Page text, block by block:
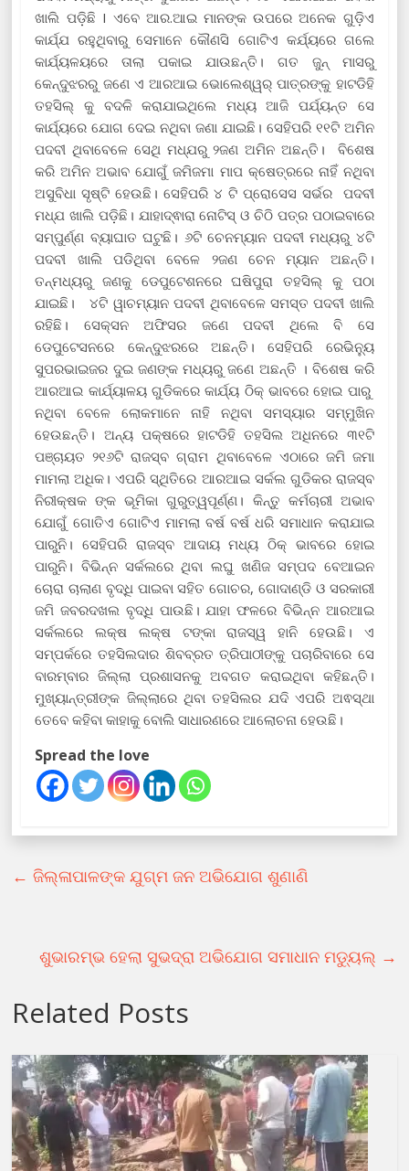
ଖାଲି ପଡ଼ିଛି I ଏବେ ଆର.ଆଇ ମାନଙ୍କ ଉପରେ ଅନେକ ଗୁଡ଼ିଏ
କାର୍ଯ୍ଯ ରହୁଥିବାରୁ ସେମାନେ କୌଣସି ଗୋଟିଏ କର୍ଯ୍ୟରେ ଗଲେ
କାର୍ଯ୍ୟଳୟରେ ତାଲା ପକାଇ ଯାଉଛନ୍ତି। ଗତ ଜୁନ୍ ମାସରୁ
କେନ୍ଦୁଝରରୁ ଜଣେ ଏ ଆରଆଇ ଭୋଲେଶ୍ୱର୍ ପାତ୍ରଙ୍କୁ ହାଟଡିହି
ତହସିଲ୍ କୁ ବଦଳି କରାଯାଇଥିଲେ ମଧ୍ୟ ଆଜି ପର୍ଯ୍ୟନ୍ତ ସେ
କାର୍ଯ୍ୟରେ ଯୋଗ ଦେଇ ନଥିବା ଜଣା ଯାଇଛି। ସେହିପରି ୧୧ଟି ଅମିନ
ପଦବୀ ଥିବାବେଳେ ସେଥି ମଧ୍ଯରୁ ୨ଜଣ ଅମିନ ଅଛନ୍ତି। ବିଶେଷ
କରି ଅମିନ ଅଭାବ ଯୋଗୁଁ ଜମିଜମା ମାପ କ୍ଷେତ୍ରରେ ନାହିଁ ନଥିବା
ଅସୁବିଧା ସୃଷ୍ଟି ହେଉଛି। ସେହିପରି ୪ ଟି ପ୍ରୋସେସ ସର୍ଭର ପଦବୀ
ମଧ୍ଯ ଖାଲି ପଡ଼ିଛି। ଯାହାଦ୍ଵାରା ନୋଟିସ୍ ଓ ଚିଠି ପତ୍ର ପଠାଇବାରେ
ସମ୍ପୁର୍ଣ୍ଣ ବ୍ୟାଘାତ ଘଟୁଛି। ୬ଟି ଚେନମ୍ୟାନ ପଦବୀ ମଧ୍ୟରୁ ୪ଟି
ପଦବୀ ଖାଲି ପଡିଥିବା ବେଳେ ୨ଜଣ ଚେନ ମ୍ୟାନ ଅଛନ୍ତି।
ତନ୍ମଧ୍ୟରୁ ଜଣକୁ ଡେପୁଟେଶନରେ ଘଷିପୁରା ତହସିଲ୍ କୁ ପଠା
ଯାଇଛି। ୪ଟି ୱାଚମ୍ୟାନ ପଦବୀ ଥିବାବେଳେ ସମସ୍ତ ପଦବୀ ଖାଲି
ରହିଛି। ସେକ୍ସନ ଅଫିସର ଜଣେ ପଦବୀ ଥିଲେ ବି ସେ
ଡେପୁଟେସନରେ କେନ୍ଦୁଝରରେ ଅଛନ୍ତି। ସେହିପରି ରେଭିନ୍ୟୁ
ସୁପରଭାଇଜର ଦୁଇ ଜଣଙ୍କ ମଧ୍ୟରୁ ଜଣେ ଅଛନ୍ତି । ବିଶେଷ କରି
ଆରଆଇ କାର୍ଯ୍ୟାଳୟ ଗୁଡିକରେ କାର୍ଯ୍ୟ ଠିକ୍ ଭାବରେ ହୋଇ ପାରୁ
ନଥିବା ବେଳେ ଲୋକମାନେ ନାହି ନଥିବା ସମସ୍ୟାର ସମ୍ମୁଖିନ
ହେଉଛନ୍ତି। ଅନ୍ୟ ପକ୍ଷରେ ହାଟଡିହି ତହସିଲ ଅଧିନରେ ୩୧ଟି
ପଞ୍ଚାୟତ ୨୧୬ଟି ରାଜସ୍ବ ଗ୍ରାମ ଥିବାବେଳେ ଏଠାରେ ଜମି ଜମା
ମାମଲା ଅଧିକ। ଏପରି ସ୍ଥିତିରେ ଆରଆଇ ସର୍କଲ ଗୁଡିକର ରାଜସ୍ବ
ନିରୀକ୍ଷକ ଙ୍କ ଭୂମିକା ଗୁରୁତ୍ୱପୂର୍ଣ୍ଣ। କିନ୍ତୁ କର୍ମଚାରୀ ଅଭାବ
ଯୋଗୁଁ ଗୋତିଏ ଗୋଟିଏ ମାମଲା ବର୍ଷ ବର୍ଷ ଧରି ସମାଧାନ କରାଯାଇ
ପାରୁନି। ସେହିପରି ରାଜସ୍ବ ଆଦାୟ ମଧ୍ୟ ଠିକ୍ ଭାବରେ ହୋଇ
ପାରୁନି। ବିଭିନ୍ନ ସର୍କଲରେ ଥିବା ଲଘୁ ଖଣିଜ ସମ୍ପଦ ବେଆଇନ
ଚୋରା ଚାଲାଣ ବୃଦ୍ଧି ପାଇବା ସହିତ ଗୋଚର, ଗୋଦାଣ୍ଡି ଓ ସରକାରୀ
ଜମି ଜବରଦଖଲ ବୃଦ୍ଧି ପାଉଛି। ଯାହା ଫଳରେ ବିଭିନ୍ନ ଆରଆଇ
ସର୍କଲରେ ଲକ୍ଷ ଲକ୍ଷ ଟଙ୍କା ରାଜସ୍ୱ ହାନି ହେଉଛି। ଏ
ସମ୍ପର୍କରେ ତହସିଲଦାର ଶିବବ୍ରତ ତ୍ରିପାଠୀଙ୍କୁ ପଚାରିବାରେ ସେ
ବାରମ୍ବାର ଜିଲ୍ଲା ପ୍ରଶାସନକୁ ଅବଗତ କରାଇଥିବା କହିଛନ୍ତି।
ମୁଖ୍ୟାନ୍ତ୍ରୀଙ୍କ ଜିଲ୍ଲାରେ ଥିବା ତହସିଲର ଯଦି ଏପରି ଅଵସ୍ଥା
ତେବେ କହିବା କାହାକୁ ବୋଲି ସାଧାରଣରେ ଆଲୋଚନା ହେଉଛି।
Spread the love
← ଜିଲ୍ଳାପାଳଙ୍କ ଯୁଗ୍ମ ଜନ ଅଭିଯୋଗ ଶୁଣାଣି
ଶୁଭାରମ୍ଭ ହେଲା ସୁଭଦ୍ରା ଅଭିଯୋଗ ସମାଧାନ ମଡ୍ୟୁଲ୍‌ →
Related Posts